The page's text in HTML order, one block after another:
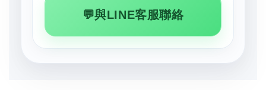
💬與LINE客服聯絡